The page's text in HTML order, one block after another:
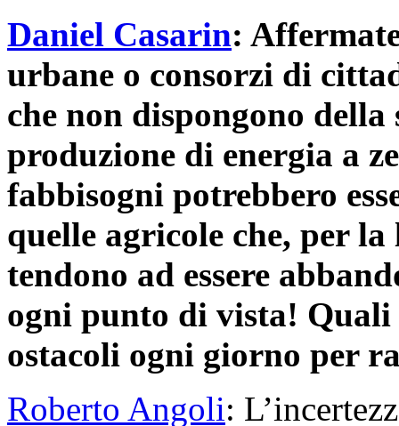
Daniel Casarin:
urbane o consorzi di
che non dispongono
produzione di energia a
fabbisogni potrebbero
quelle agricole che, per
tendono ad essere
ogni punto di vista! Quali
ostacoli ogni giorno per
Roberto Angoli: